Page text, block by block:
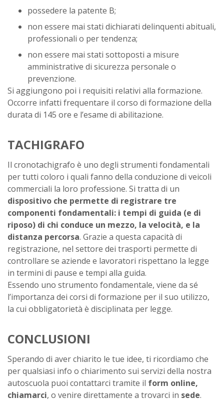
possedere la patente B;
non essere mai stati dichiarati delinquenti abituali,
professionali o per tendenza;
non essere mai stati sottoposti a misure
amministrative di sicurezza personale o
prevenzione.
Si aggiungono poi i requisiti relativi alla formazione.
Occorre infatti frequentare il corso di formazione della
durata di 145 ore e l’esame di abilitazione.
TACHIGRAFO
Il cronotachigrafo è uno degli strumenti fondamentali
per tutti coloro i quali fanno della conduzione di veicoli
commerciali la loro professione. Si tratta di un
dispositivo che permette di registrare tre
componenti fondamentali: i tempi di guida (e di
riposo) di chi conduce un mezzo, la velocità, e la
distanza percorsa. Grazie a questa capacità di
registrazione, nel settore dei trasporti permette di
controllare se aziende e lavoratori rispettano la legge
in termini di pause e tempi alla guida.
Essendo uno strumento fondamentale, viene da sé
l’importanza dei corsi di formazione per il suo utilizzo,
la cui obbligatorietà è disciplinata per legge.
CONCLUSIONI
Sperando di aver chiarito le tue idee, ti ricordiamo che
per qualsiasi info o chiarimento sui servizi della nostra
autoscuola puoi contattarci tramite il form online,
chiamarci, o venire direttamente a trovarci in sede.